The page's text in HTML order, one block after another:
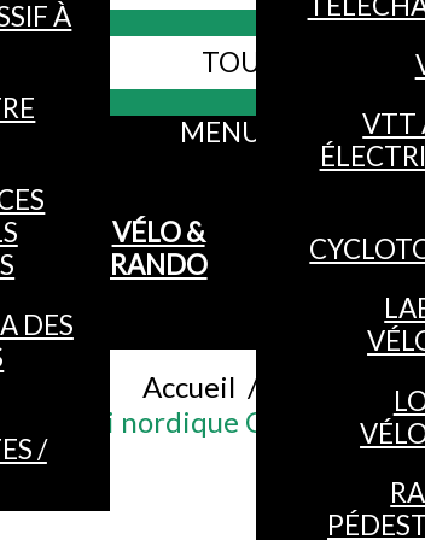
TOUS LES SITES
MENU
À
DES
/
VÉLO &
RANDO
VTT
Accueil /
Ski nordique Castor